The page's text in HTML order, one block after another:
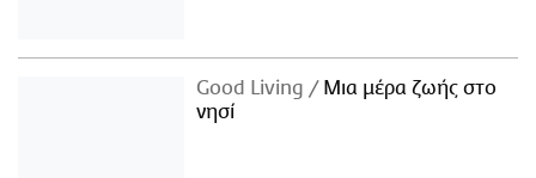
Good Living
Μια μέρα ζωής στο
νησί